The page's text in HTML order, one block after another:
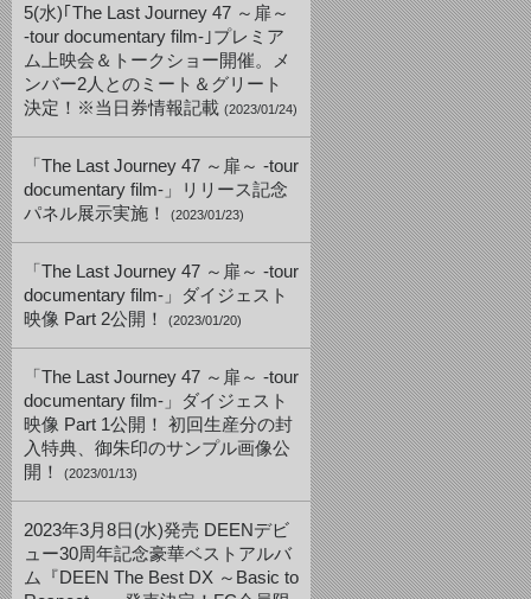
5(水)｢The Last Journey 47 ～扉～
-tour documentary film-｣プレミア
ム上映会＆トークショー開催。メ
ンバー2人とのミート＆グリート
決定！※当日券情報記載 (2023/01/24)
「The Last Journey 47 ～扉～ -tour
documentary film-」リリース記念
パネル展示実施！
(2023/01/23)
「The Last Journey 47 ～扉～ -tour
documentary film-」ダイジェスト
映像 Part 2公開！
(2023/01/20)
「The Last Journey 47 ～扉～ -tour
documentary film-」ダイジェスト
映像 Part 1公開！ 初回生産分の封
入特典、御朱印のサンプル画像公
開！
(2023/01/13)
2023年3月8日(水)発売 DEENデビ
ュー30周年記念豪華ベストアルバ
ム『DEEN The Best DX ～Basic to